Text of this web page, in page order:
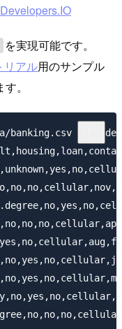
を実現可能です。
リアル用のサンプル
。
banking.csv - 2>/